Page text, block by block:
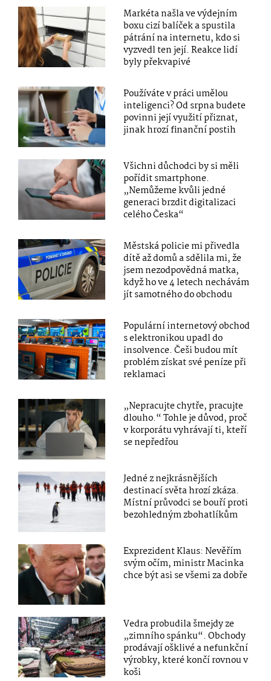
Markéta našla ve výdejním
boxu cizí balíček a spustila
pátrání na internetu, kdo si
vyzvedl ten její. Reakce lidí
byly překvapivé
Používáte v práci umělou
inteligenci? Od srpna budete
povinni její využití přiznat,
jinak hrozí finanční postih
Všichni důchodci by si měli
pořídit smartphone.
„Nemůžeme kvůli jedné
generaci brzdit digitalizaci
celého Česka“
Městská policie mi přivedla
dítě až domů a sdělila mi, že
jsem nezodpovědná matka,
když ho ve 4 letech nechávám
jít samotného do obchodu
Populární internetový obchod
s elektronikou upadl do
insolvence. Češi budou mít
problém získat své peníze při
reklamaci
„Nepracujte chytře, pracujte
dlouho.“ Tohle je důvod, proč
v korporátu vyhrávají ti, kteří
se nepředřou
Jedné z nejkrásnějších
destinací světa hrozí zkáza.
Místní průvodci se bouří proti
bezohledným zbohatlíkům
Exprezident Klaus: Nevěřím
svým očím, ministr Macinka
chce být asi se všemi za dobře
Vedra probudila šmejdy ze
„zimního spánku“. Obchody
prodávají ošklivé a nefunkční
výrobky, které končí rovnou v
koši